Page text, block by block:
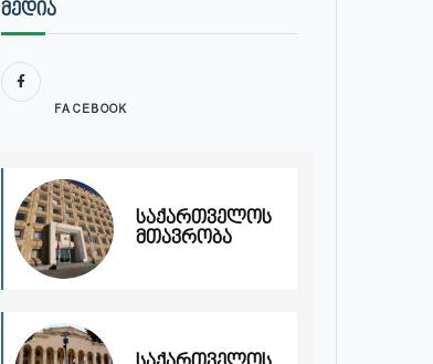
ᲛᲔᲓᲘᲐ
FACEBOOK
საქართველოს
მთავრობა